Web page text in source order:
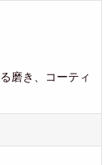
磨き、コーティ